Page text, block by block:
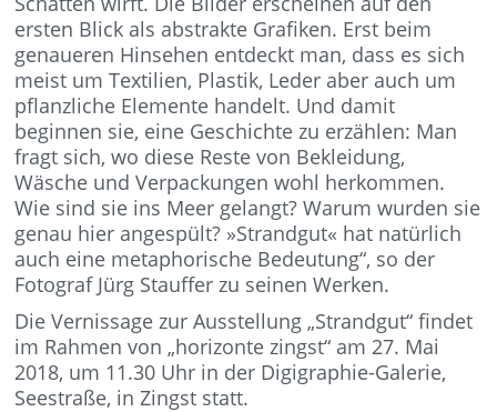
ersten Blick als abstrakte Grafiken. Erst beim
genaueren Hinsehen entdeckt man, dass es sich
meist um Textilien, Plastik, Leder aber auch um
pflanzliche Elemente handelt. Und damit
beginnen sie, eine Geschichte zu erzählen: Man
fragt sich, wo diese Reste von Bekleidung,
Wäsche und Verpackungen wohl herkommen.
Wie sind sie ins Meer gelangt? Warum wurden sie
genau hier angespült? »Strandgut« hat natürlich
auch eine metaphorische Bedeutung“, so der
Fotograf Jürg Stauffer zu seinen Werken.
Die Vernissage zur Ausstellung „Strandgut“ findet
im Rahmen von „horizonte zingst“ am 27. Mai
2018, um 11.30 Uhr in der Digigraphie-Galerie,
Seestraße, in Zingst statt.